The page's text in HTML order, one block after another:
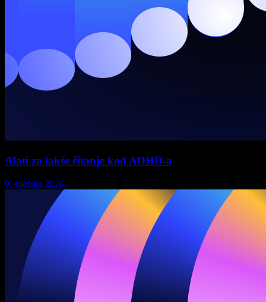
Alati za lakše čitanje kod ADHD-a
9. siječnja 2026.